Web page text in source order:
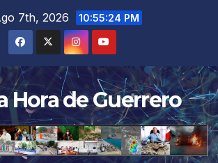
7th, 2026 10:55:25 PM
Hora de Guerrero